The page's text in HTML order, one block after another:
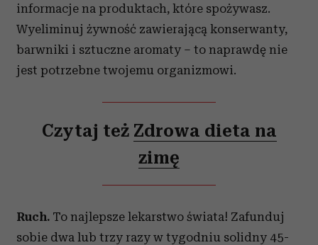
informacje na produktach, które spożywasz.
Wyeliminuj żywność zawierającą konserwanty,
barwniki i sztuczne aromaty – to naprawdę nie
jest potrzebne twojemu organizmowi.
Czytaj też Zdrowa dieta na
zimę
Ruch. To najlepsze lekarstwo świata! Zafunduj
sobie dwa lub trzy razy w tygodniu solidny 45-